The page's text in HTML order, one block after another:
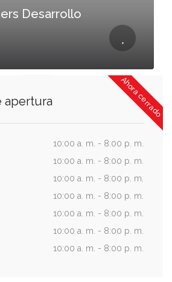
Desarrollo
Ahora cerrado
apertura
10:00 a. m. - 8:00 p. m.
10:00 a. m. - 8:00 p. m.
10:00 a. m. - 8:00 p. m.
10:00 a. m. - 8:00 p. m.
10:00 a. m. - 8:00 p. m.
10:00 a. m. - 8:00 p. m.
10:00 a. m. - 8:00 p. m.